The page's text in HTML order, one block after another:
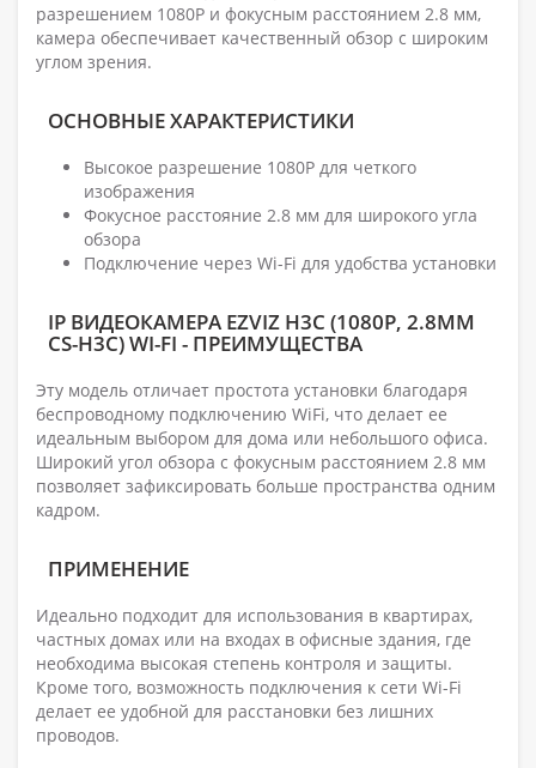
разрешением 1080P и фокусным расстоянием 2.8 мм,
камера обеспечивает качественный обзор с широким
углом зрения.
ОСНОВНЫЕ ХАРАКТЕРИСТИКИ
Высокое разрешение 1080P для четкого
изображения
Фокусное расстояние 2.8 мм для широкого угла
обзора
Подключение через Wi-Fi для удобства установки
IP ВИДЕОКАМЕРА EZVIZ H3C (1080P, 2.8ММ
CS-H3C) WI-FI - ПРЕИМУЩЕСТВА
Эту модель отличает простота установки благодаря
беспроводному подключению WiFi, что делает ее
идеальным выбором для дома или небольшого офиса.
Широкий угол обзора с фокусным расстоянием 2.8 мм
позволяет зафиксировать больше пространства одним
кадром.
ПРИМЕНЕНИЕ
Идеально подходит для использования в квартирах,
частных домах или на входах в офисные здания, где
необходима высокая степень контроля и защиты.
Кроме того, возможность подключения к сети Wi-Fi
делает ее удобной для расстановки без лишних
проводов.